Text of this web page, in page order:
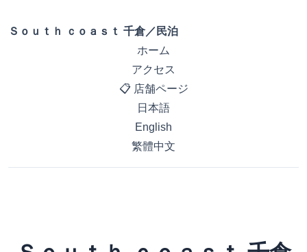
Ｓｏｕｔｈ ｃｏａｓｔ 千倉／民泊
ホーム
アクセス
📋 店舗ページ
日本語
English
繁體中文